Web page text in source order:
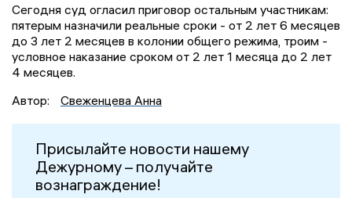
Сегодня суд огласил приговор остальным участникам:
пятерым назначили реальные сроки - от 2 лет 6 месяцев
до 3 лет 2 месяцев в колонии общего режима, троим -
условное наказание сроком от 2 лет 1 месяца до 2 лет
4 месяцев.
Автор:
Свеженцева Анна
Присылайте новости нашему
Дежурному – получайте
вознаграждение!